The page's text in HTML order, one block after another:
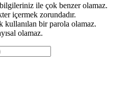
ile çok benzer olamaz.
içermek zorundadır.
kullanılan bir parola olamaz.
olamaz.